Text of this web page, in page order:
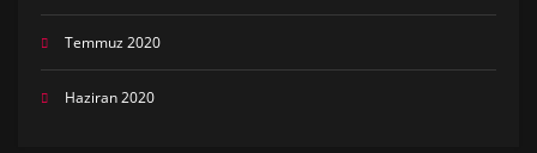
Temmuz 2020
Haziran 2020